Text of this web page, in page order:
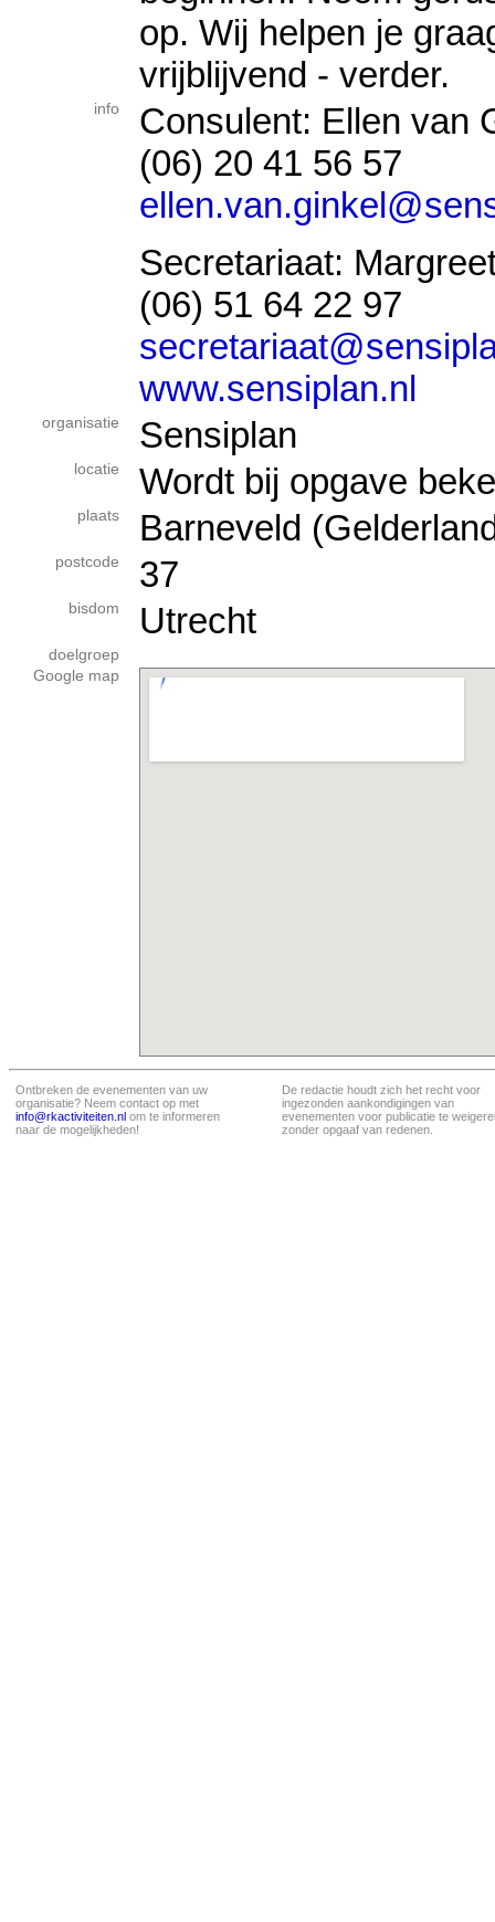
op. Wij helpen je
vrijblijvend - verder.
info
Consulent: Ellen van
(06) 20 41 56 57
Secretariaat:
(06) 51 64 22 97
www.sensiplan.nl
organisatie Sensiplan
locatie Wordt bij opgave
plaats Barneveld
postcode 37
bisdom Utrecht
doelgroep
Google map
Ontbreken de evenementen van uw
organisatie? Neem contact op met
info@rkactiviteiten.nl om te informeren
naar de mogelijkheden!
De redactie houdt zich het recht voor
ingezonden aankondigingen van
evenementen voor publicatie te
zonder opgaaf van redenen.